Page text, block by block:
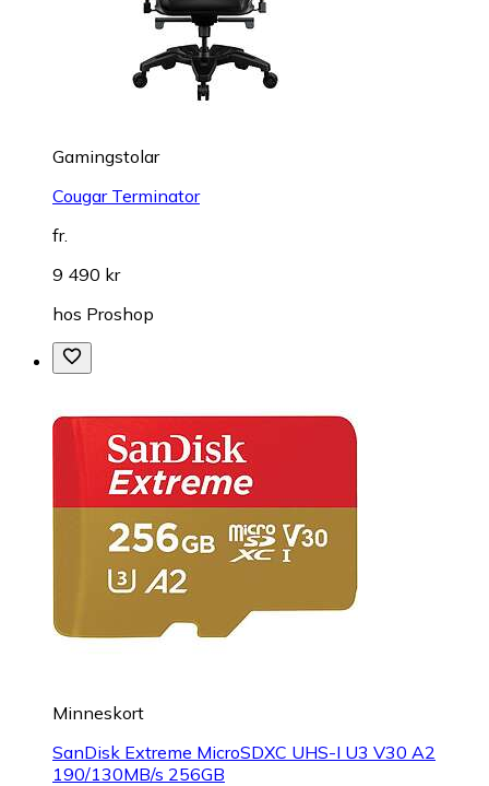
Gamingstolar
Cougar Terminator
fr.
9 490 kr
hos Proshop
Minneskort
SanDisk Extreme MicroSDXC UHS-I U3 V30 A2
190/130MB/s 256GB